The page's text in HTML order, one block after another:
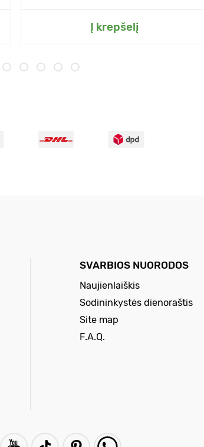
Į krepšelį
SVARBIOS NUORODOS
Naujienlaiškis
Sodininkystės dienoraštis
Site map
F.A.Q.